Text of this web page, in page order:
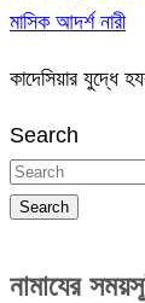
মাসিক আদর্শ নারী
কাদেসিয়ার যুদ্ধে
Search
Search
নামাযের